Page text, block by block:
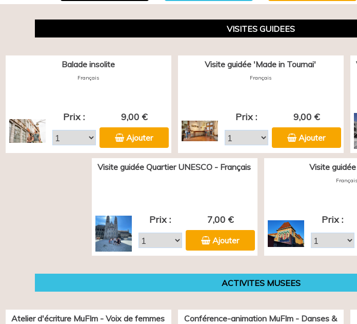
VISITES GUIDEES
Balade insolite
Français
Prix : 9,00 €
Ajouter
Visite guidée 'Made in Tournai'
Français
Prix : 9,00 €
Ajouter
Visite guidée Quartier UNESCO - Français
Prix : 7,00 €
Ajouter
Visite
Français
Prix :
ACTIVITES MUSEES
Atelier d'écriture MuFIm - Voix de femmes
Conférence-animation MuFIm - Danses &